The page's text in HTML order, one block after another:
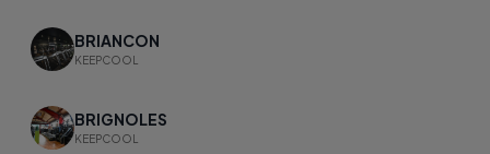
BRIANCON
KEEPCOOL
BRIGNOLES
KEEPCOOL